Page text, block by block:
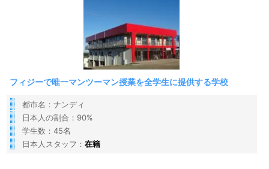
フィジーで唯一マンツーマン授業を全学生に提供する学校
都市名：ナンディ
日本人の割合：90%
学生数：45名
日本人スタッフ： 在籍